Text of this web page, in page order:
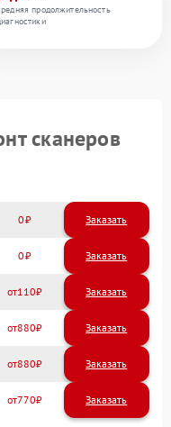
продолжительность
сканеров
0 Заказать
0 Заказать
110
880
880
770